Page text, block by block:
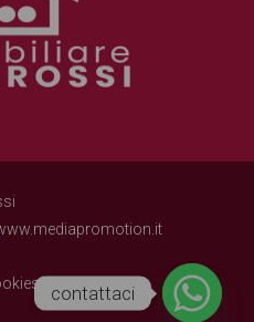
Policy
contattaci